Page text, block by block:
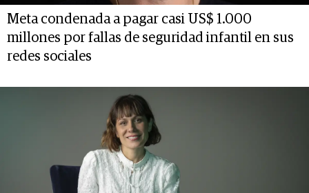
Meta condenada a pagar casi US$ 1.000
millones por fallas de seguridad infantil en sus
redes sociales